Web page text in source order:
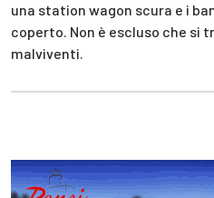
una station wagon scura e i
coperto. Non è escluso che si
malviventi.